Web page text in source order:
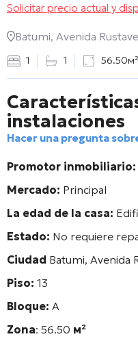
Solicitar precio actual y
Batumi, Avenida
1 1 56.50м²
instalaciones
Hacer una pregunta
Promotor inmobiliario:
Mercado: Principal
La edad de la casa:
Estado: No requiere
Ciudad Batumi, Avenida
Piso: 13
Bloque: А
Zona: 56.50 м²